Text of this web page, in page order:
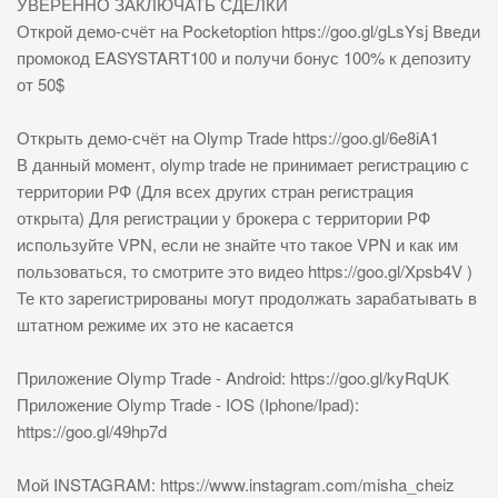
Открой демо-счёт на Pocketoption https://goo.gl/gLsYsj Введи
промокод EASYSTART100 и получи бонус 100% к депозиту
от 50$
Открыть демо-счёт на Olymp Trade https://goo.gl/6e8iA1
В данный момент, olymp trade не принимает регистрацию с
территории РФ (Для всех других стран регистрация
открыта) Для регистрации у брокера с территории РФ
используйте VPN, если не знайте что такое VPN и как им
пользоваться, то смотрите это видео https://goo.gl/Xpsb4V )
Те кто зарегистрированы могут продолжать зарабатывать в
штатном режиме их это не касается
Приложение Olymp Trade - Android: https://goo.gl/kyRqUK
Приложение Olymp Trade - IOS (Iphone/Ipad):
https://goo.gl/49hp7d
Мой INSTAGRAM: https://www.instagram.com/misha_cheiz